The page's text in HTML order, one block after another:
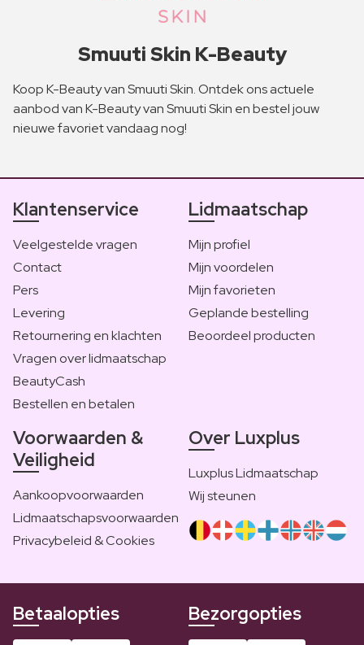
Smuuti Skin K-Beauty
Koop K-Beauty van Smuuti Skin. Ontdek ons actuele
aanbod van K-Beauty van Smuuti Skin en bestel jouw
nieuwe favoriet vandaag nog!
Klantenservice
Veelgestelde vragen
Contact
Pers
Levering
Retournering en klachten
Vragen over lidmaatschap
BeautyCash
Bestellen en betalen
Lidmaatschap
Mijn profiel
Mijn voordelen
Mijn favorieten
Geplande bestelling
Beoordeel producten
Voorwaarden &
Veiligheid
Aankoopvoorwaarden
Lidmaatschapsvoorwaarden
Privacybeleid & Cookies
Over Luxplus
Luxplus Lidmaatschap
Wij steunen
Betaalopties Bezorgopties